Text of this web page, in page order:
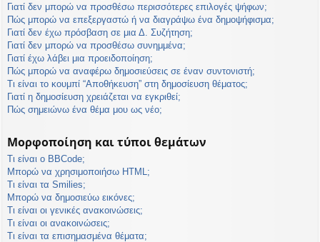
Γιατί δεν μπορώ να προσθέσω περισσότερες επιλογές ψήφων;
Πώς μπορώ να επεξεργαστώ ή να διαγράψω ένα δημοψήφισμα;
Γιατί δεν έχω πρόσβαση σε μια Δ. Συζήτηση;
Γιατί δεν μπορώ να προσθέσω συνημμένα;
Γιατί έχω λάβει μια προειδοποίηση;
Πώς μπορώ να αναφέρω δημοσιεύσεις σε έναν συντονιστή;
Τι είναι το κουμπί “Αποθήκευση” στη δημοσίευση θέματος;
Γιατί η δημοσίευση χρειάζεται να εγκριθεί;
Πώς σημειώνω ένα θέμα μου ως νέο;
Μορφοποίηση και τύποι θεμάτων
Τι είναι ο BBCode;
Μπορώ να χρησιμοποιήσω HTML;
Τι είναι τα Smilies;
Μπορώ να δημοσιεύω εικόνες;
Τι είναι οι γενικές ανακοινώσεις;
Τι είναι οι ανακοινώσεις;
Τι είναι τα επισημασμένα θέματα;